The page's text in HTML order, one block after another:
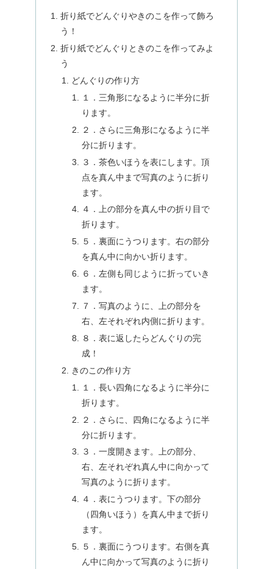
折り紙でどんぐりやきのこを作って飾ろ
う！
折り紙でどんぐりときのこを作ってみよ
う
どんぐりの作り方
１．三角形になるように半分に折
ります。
２．さらに三角形になるように半
分に折ります。
３．茶色いほうを表にします。頂
点を真ん中まで写真のように折り
ます。
４．上の部分を真ん中の折り目で
折ります。
５．裏面にうつります。右の部分
を真ん中に向かい折ります。
６．左側も同じように折っていき
ます。
７．写真のように、上の部分を
右、左それぞれ内側に折ります。
８．表に返したらどんぐりの完
成！
きのこの作り方
１．長い四角になるように半分に
折ります。
２．さらに、四角になるように半
分に折ります。
３．一度開きます。上の部分、
右、左それぞれ真ん中に向かって
写真のように折ります。
４．表にうつります。下の部分
（四角いほう）を真ん中まで折り
ます。
５．裏面にうつります。右側を真
ん中に向かって写真のように折り